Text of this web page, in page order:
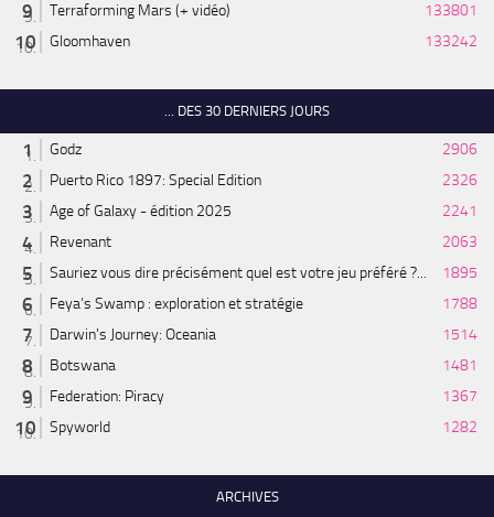
Terraforming Mars (+ vidéo)
133801
Gloomhaven
133242
... DES 30 DERNIERS JOURS
Godz
2906
Puerto Rico 1897: Special Edition
2326
Age of Galaxy - édition 2025
2241
Revenant
2063
Sauriez vous dire précisément quel est votre jeu préféré ?...
1895
Feya’s Swamp : exploration et stratégie
1788
Darwin's Journey: Oceania
1514
Botswana
1481
Federation: Piracy
1367
Spyworld
1282
ARCHIVES